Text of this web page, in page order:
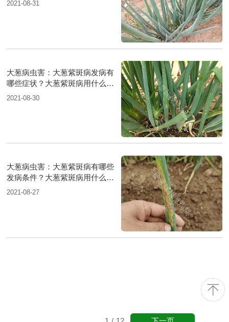
2021-08-31
大葱病虫害：大葱紫斑病发病有
哪些症状？大葱紫斑病用什么药
防治？
2021-08-30
大葱病虫害：大葱紫斑病有哪些
发病条件？大葱紫斑病用什么药
防治？
2021-08-27